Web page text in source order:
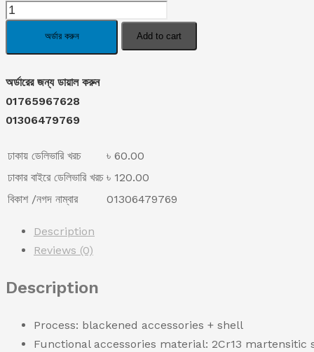
was:
৳ 1,990.00.
is:
14-
Functional
Hammer
quantity
অর্ডার করুন Add to cart
অর্ডারের জন্য ডায়াল করুন
01765967628
01306479769
ঢাকায় ডেলিভারি খরচ
৳ 60.00
ঢাকার বাইরে ডেলিভারি খরচ ৳ 120.00
বিকাশ /নগদ নাম্বার
01306479769
Description
Reviews (0)
Description
Process: blackened accessories + shell
Functional accessories material: 2Cr13 martensitic